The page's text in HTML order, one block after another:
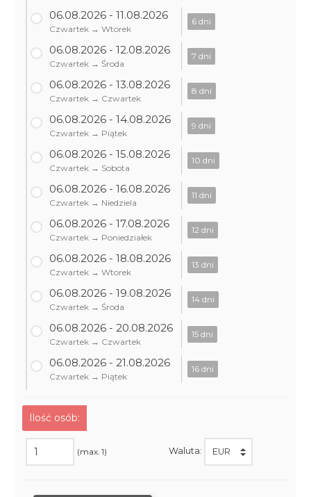
06.08.2026 - 11.08.2026
Czwartek → Wtorek
6 dni
06.08.2026 - 12.08.2026
Czwartek → Środa
7 dni
06.08.2026 - 13.08.2026
Czwartek → Czwartek
8 dni
06.08.2026 - 14.08.2026
Czwartek → Piątek
9 dni
06.08.2026 - 15.08.2026
Czwartek → Sobota
10 dni
06.08.2026 - 16.08.2026
Czwartek → Niedziela
11 dni
06.08.2026 - 17.08.2026
Czwartek → Poniedziałek
12 dni
06.08.2026 - 18.08.2026
Czwartek → Wtorek
13 dni
06.08.2026 - 19.08.2026
Czwartek → Środa
14 dni
06.08.2026 - 20.08.2026
Czwartek → Czwartek
15 dni
06.08.2026 - 21.08.2026
Czwartek → Piątek
16 dni
Ilość osób:
(max. 1) Waluta: